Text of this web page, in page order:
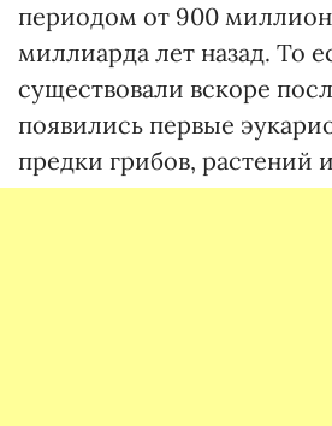
периодом от 900
миллиарда лет назад. То
существовали вскоре
появились первые
предки грибов, растений